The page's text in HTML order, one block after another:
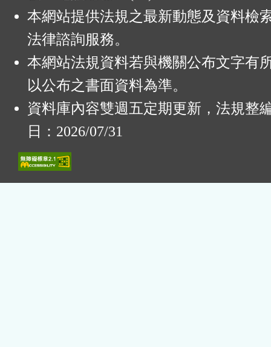
本網站提供法規之最新動態及資料檢
法律諮詢服務。
本網站法規資料若與機關公布文字有
以公布之書面資料為準。
資料庫內容雙週五定期更新，法規整
日：2026/07/31